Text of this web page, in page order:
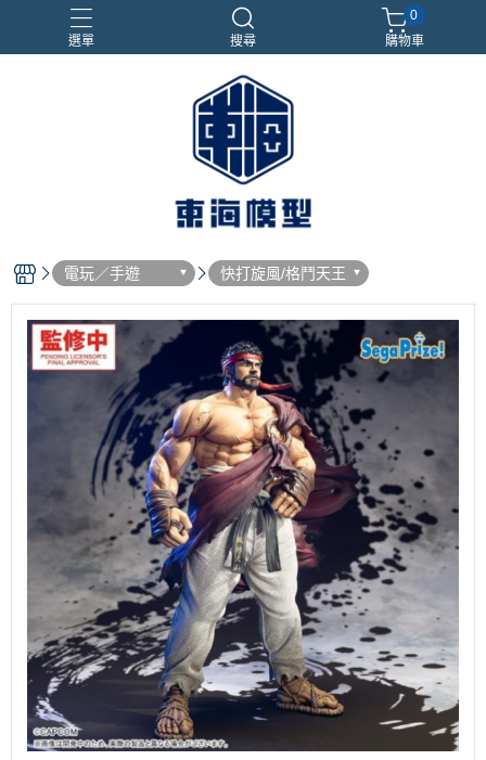
選單 搜尋
合金車
閃電霹靂車
電子雞/塔麻可吉/塔麻歌子
0
購物車
電玩／手遊 快打旋風/格鬥天王